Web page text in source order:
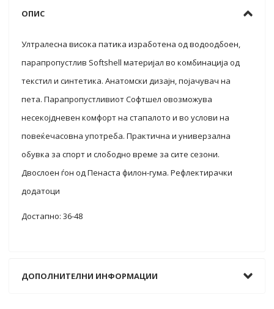
ОПИС
Ултралесна висока патика изработена од водоодбоен,
парапропустлив Softshell материјал во комбинација од
текстил и синтетика. Анатомски дизајн, појачувач на
пета. Парапропустливиот Софтшел овозможува
несекојдневен комфорт на стапалото и во услови на
повеќечасовна употреба. Практична и универзална
обувка за спорт и слободно време за сите сезони.
Двослоен ѓон од Пенаста филон-гума. Рефлектирачки
додатоци
Достапнo: 36-48
ДОПОЛНИТЕЛНИ ИНФОРМАЦИИ